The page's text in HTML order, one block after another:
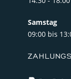
Samstag
09:00 bis